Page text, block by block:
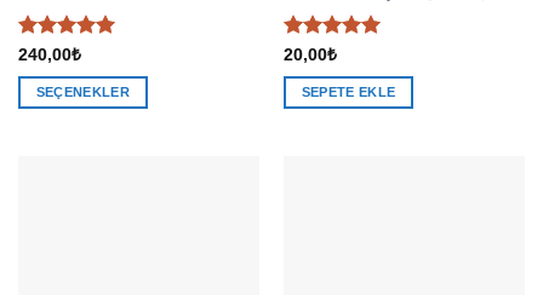
5 üzerinden
5oy aldı
240,00₺
SEÇENEKLER
5 üzerinden
4.93oy
aldı
20,00₺
SEPETE EKLE